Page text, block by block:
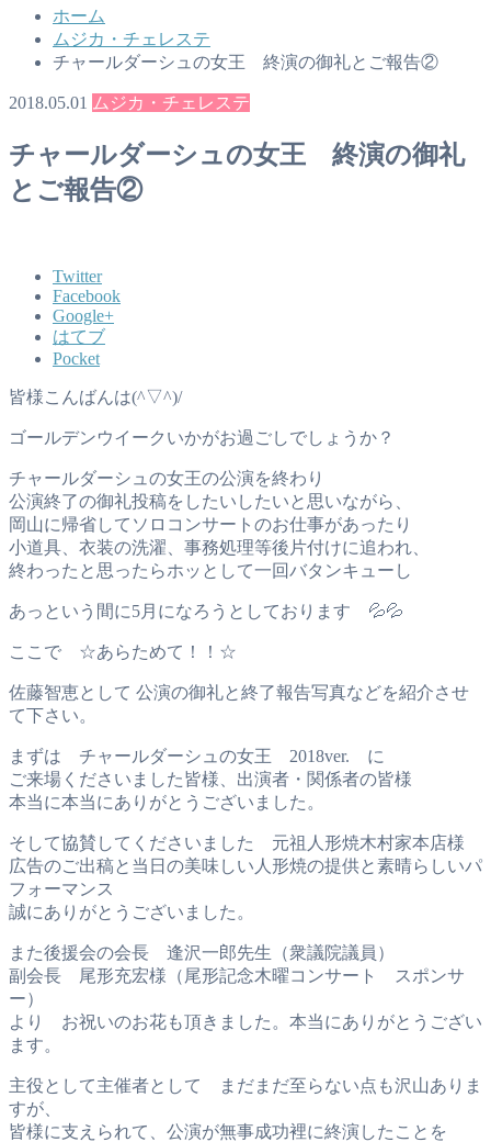
ホーム
ムジカ・チェレステ
チャールダーシュの女王 終演の御礼とご報告②
2018.05.01 ムジカ・チェレステ
チャールダーシュの女王 終演の御礼
とご報告②
Twitter
Facebook
Google+
はてブ
Pocket
皆様こんばんは(^▽^)/
ゴールデンウイークいかがお過ごしでしょうか？
チャールダーシュの女王の公演を終わり
公演終了の御礼投稿をしたいしたいと思いながら、
岡山に帰省してソロコンサートのお仕事があったり
小道具、衣装の洗濯、事務処理等後片付けに追われ、
終わったと思ったらホッとして一回バタンキューし
あっという間に5月になろうとしております 💦💦
ここで ☆あらためて！！☆
佐藤智恵として 公演の御礼と終了報告写真などを紹介させ
て下さい。
まずは チャールダーシュの女王 2018ver. に
ご来場くださいました皆様、出演者・関係者の皆様
本当に本当にありがとうございました。
そして協賛してくださいました 元祖人形焼木村家本店様
広告のご出稿と当日の美味しい人形焼の提供と素晴らしいパ
フォーマンス
誠にありがとうございました。
また後援会の会長 逢沢一郎先生（衆議院議員）
副会長 尾形充宏様（尾形記念木曜コンサート スポンサ
ー）
より お祝いのお花も頂きました。本当にありがとうござい
ます。
主役として主催者として まだまだ至らない点も沢山ありま
すが、
皆様に支えられて、公演が無事成功裡に終演したことを